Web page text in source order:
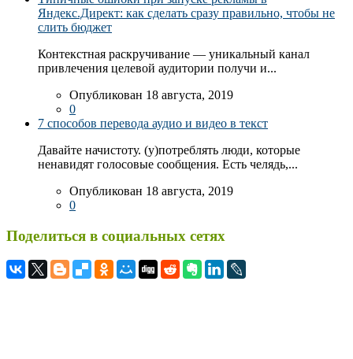
Яндекс.Директ: как сделать сразу правильно, чтобы не
слить бюджет
Контекстная раскручивание — уникальный канал
привлечения целевой аудитории получи и...
Опубликован 18 августа, 2019
0
7 способов перевода аудио и видео в текст
Давайте начистоту. (у)потреблять люди, которые
ненавидят голосовые сообщения. Есть челядь,...
Опубликован 18 августа, 2019
0
Поделиться в социальных сетях